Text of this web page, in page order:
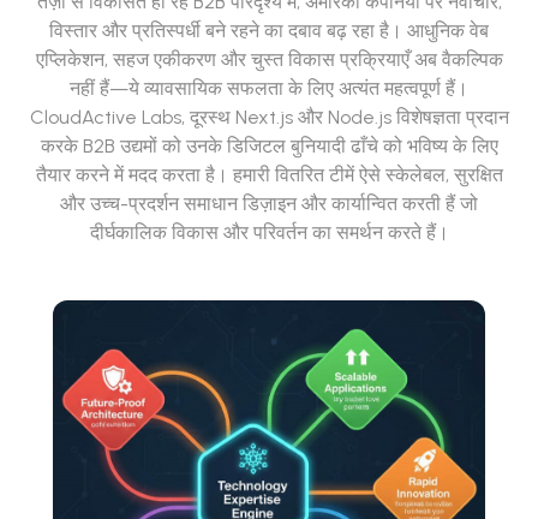
विस्तार और प्रतिस्पर्धी बने रहने का दबाव बढ़ रहा है। आधुनिक वेब
एप्लिकेशन, सहज एकीकरण और चुस्त विकास प्रक्रियाएँ अब वैकल्पिक
नहीं हैं—ये व्यावसायिक सफलता के लिए अत्यंत महत्वपूर्ण हैं।
CloudActive Labs, दूरस्थ Next.js और Node.js विशेषज्ञता प्रदान
करके B2B उद्यमों को उनके डिजिटल बुनियादी ढाँचे को भविष्य के लिए
तैयार करने में मदद करता है। हमारी वितरित टीमें ऐसे स्केलेबल, सुरक्षित
और उच्च-प्रदर्शन समाधान डिज़ाइन और कार्यान्वित करती हैं जो
दीर्घकालिक विकास और परिवर्तन का समर्थन करते हैं।